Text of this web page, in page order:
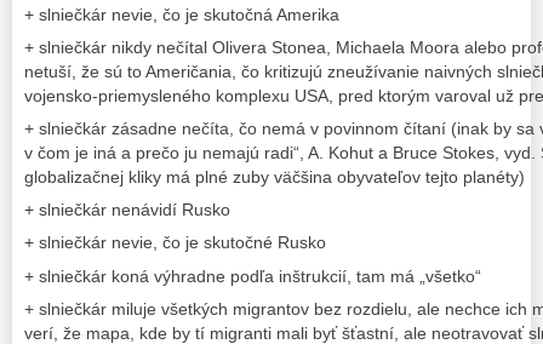
+ slniečkár nevie, čo je skutočná Amerika
+ slniečkár nikdy nečítal Olivera Stonea, Michaela Moora alebo
netuší, že sú to Američania, čo kritizujú zneužívanie naivných
vojensko-priemysleného komplexu USA, pred ktorým varoval už
+ slniečkár zásadne nečíta, čo nemá v povinnom čítaní (inak by sa
v čom je iná a prečo ju nemajú radi“, A. Kohut a Bruce Stokes,
globalizačnej kliky má plné zuby väčšina obyvateľov tejto planéty)
+ slniečkár nenávidí Rusko
+ slniečkár nevie, čo je skutočné Rusko
+ slniečkár koná výhradne podľa inštrukcií, tam má „všetko“
+ slniečkár miluje všetkých migrantov bez rozdielu, ale nechce ich
verí, že mapa, kde by tí migranti mali byť šťastní, ale neotravovať